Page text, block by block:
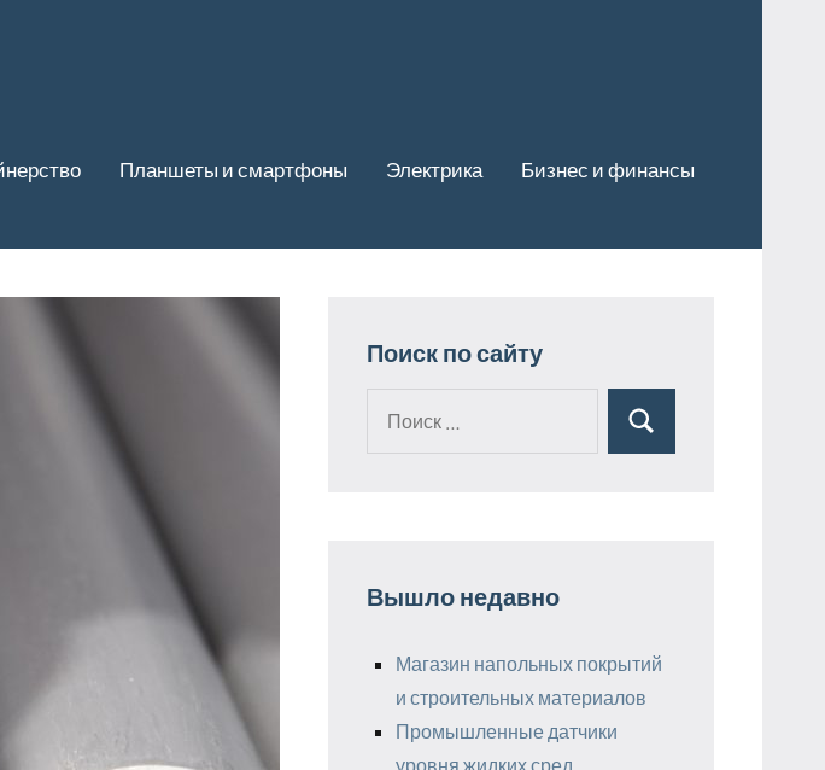
Планшеты и смартфоны Электрика Бизнес и финансы
Поиск по сайту
Поиск
Вышло недавно
Магазин напольных покрытий
и строительных материалов
Промышленные датчики
уровня жидких сред